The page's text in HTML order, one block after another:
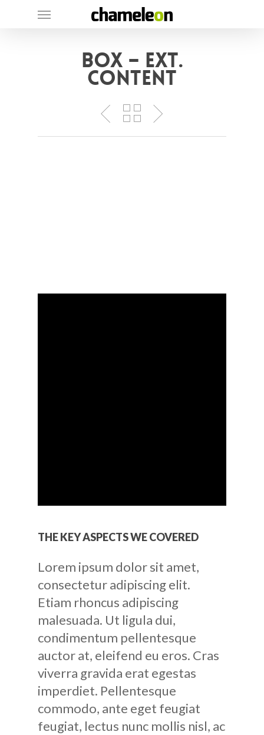
Menu
Box – Ext.
Content
THE KEY ASPECTS WE COVERED
Lorem ipsum dolor sit amet,
consectetur adipiscing elit.
Etiam rhoncus adipiscing
malesuada. Ut ligula dui,
condimentum pellentesque
auctor at, eleifend eu eros. Cras
viverra gravida erat egestas
imperdiet. Pellentesque
commodo, ante eget feugiat
feugiat, lectus nunc mollis nisl, ac